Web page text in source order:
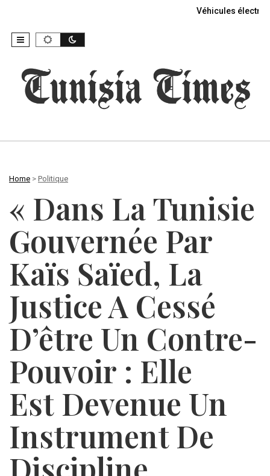
Véhicules
Home > Politique
« Dans La Tunisie
Gouvernée Par
Kaïs Saïed, La
Justice A Cessé
D’être Un Contre-
Pouvoir : Elle
Est Devenue Un
Instrument De